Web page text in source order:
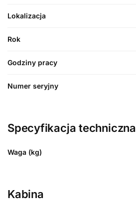
Lokalizacja
Rok
Godziny pracy
Numer seryjny
Specyfikacja techniczna
Waga (kg)
Kabina